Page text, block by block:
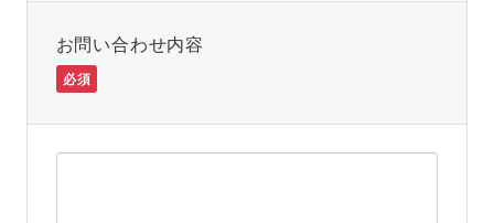
お問い合わせ内容
必須